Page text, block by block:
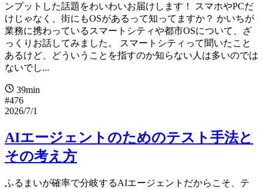
ンプットした話題をわいわいお届けします！ スマホやPCだ
けじゃなく、街にもOSがあるって知ってますか？ かいちが
業務に携わっているスマートシティや都市OSについて、ざ
っくりお話してみました。 スマートシティって聞いたこと
あるけど、どういうことを指すのか知らない人は多いのでは
ないでし...
39min
#476
2026/7/1
AIエージェントのためのテスト手法と
その考え方
ふるまいが確率で分岐するAIエージェントだからこそ、テ